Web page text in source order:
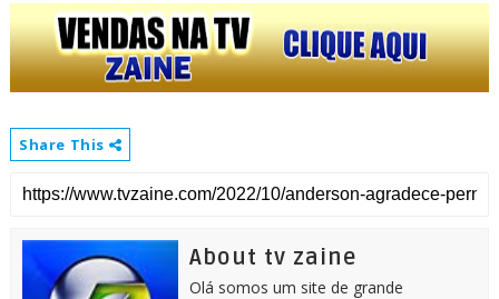
Share This
About tv zaine
Olá somos um site de grande